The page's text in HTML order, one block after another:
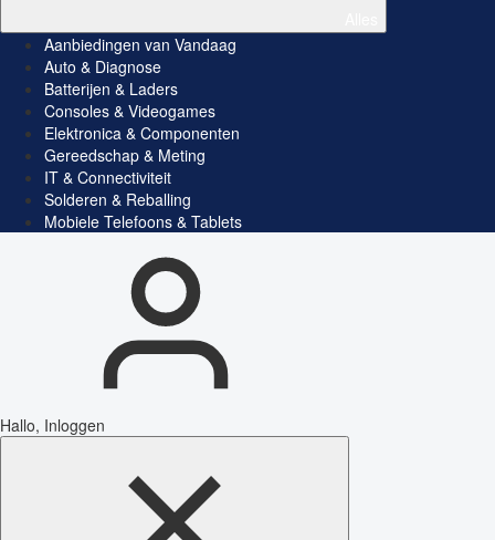
Aanbiedingen van Vandaag
Auto & Diagnose
Batterijen & Laders
Consoles & Videogames
Elektronica & Componenten
Gereedschap & Meting
IT & Connectiviteit
Solderen & Reballing
Mobiele Telefoons & Tablets
Hallo, Inloggen